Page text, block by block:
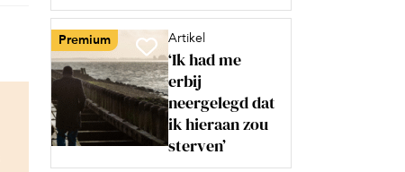
Premium Artikel
‘Ik had me
erbij
neergelegd dat
ik hieraan zou
sterven’